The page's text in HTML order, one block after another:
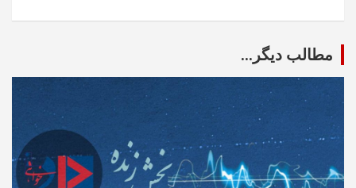
مطالب دیگر...